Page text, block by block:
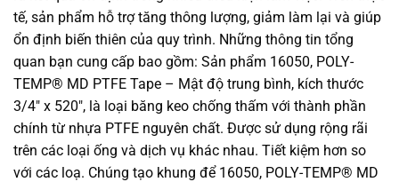
tế, sản phẩm hỗ trợ tăng thông lượng, giảm làm lại và giúp
ổn định biến thiên của quy trình. Những thông tin tổng
quan bạn cung cấp bao gồm: Sản phẩm 16050, POLY-
TEMP® MD PTFE Tape – Mật độ trung bình, kích thước
3/4″ x 520″, là loại băng keo chống thấm với thành phần
chính từ nhựa PTFE nguyên chất. Được sử dụng rộng rãi
trên các loại ống và dịch vụ khác nhau. Tiết kiệm hơn so
với các loạ. Chúng tạo khung để 16050, POLY-TEMP® MD